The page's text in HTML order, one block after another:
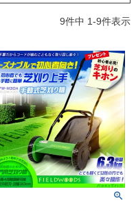
9件中 1-9件表示